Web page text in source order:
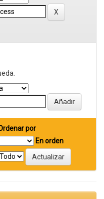
por
En orden